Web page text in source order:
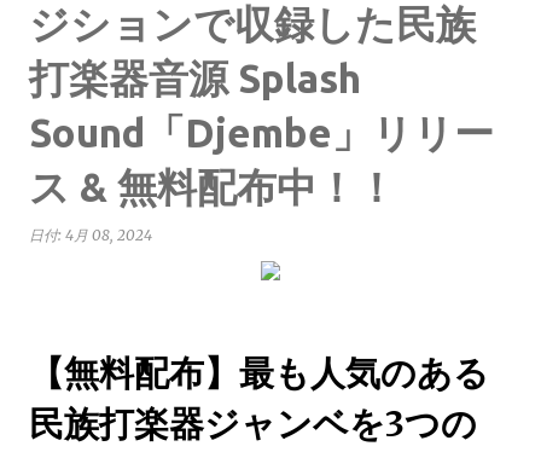
ジションで収録した民族
打楽器音源 Splash
Sound「Djembe」リリー
ス & 無料配布中！！
日付: 4月 08, 2024
【無料配布】最も人気のある
民族打楽器ジャンベを3つの